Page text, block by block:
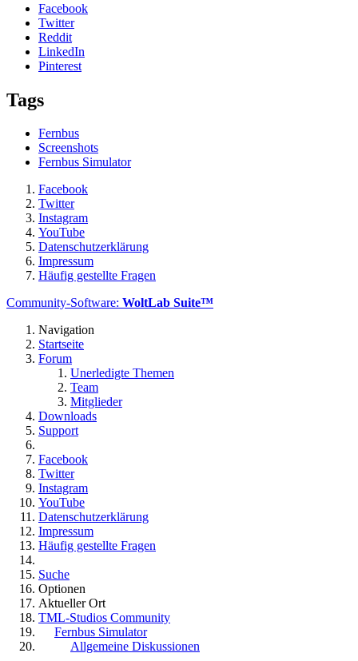
Facebook
Twitter
Reddit
LinkedIn
Pinterest
Tags
Fernbus
Screenshots
Fernbus Simulator
Facebook
Twitter
Instagram
YouTube
Datenschutzerklärung
Impressum
Häufig gestellte Fragen
Community-Software: WoltLab Suite™
Navigation
Startseite
Forum
Unerledigte Themen
Team
Mitglieder
Downloads
Support
Facebook
Twitter
Instagram
YouTube
Datenschutzerklärung
Impressum
Häufig gestellte Fragen
Suche
Optionen
Aktueller Ort
TML-Studios Community
Fernbus Simulator
Allgemeine Diskussionen